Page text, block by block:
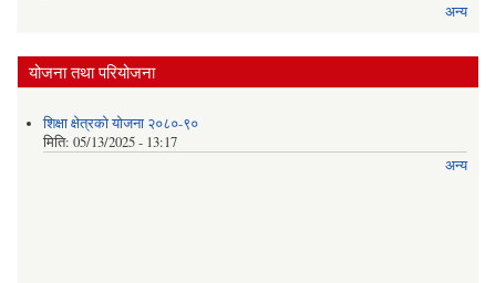
अन्य
योजना तथा परियोजना
शिक्षा क्षेत्रको योजना २०८०-९०
मिति: 05/13/2025 - 13:17
अन्य